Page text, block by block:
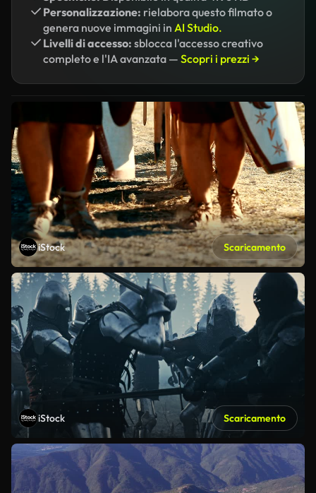
Personalizzazione: rielabora questo filmato o
genera nuove immagini in AI Studio.
Livelli di accesso: sblocca l'accesso creativo
completo e l'IA avanzata — Scopri i prezzi →
iStock Scaricamento
iStock Scaricamento